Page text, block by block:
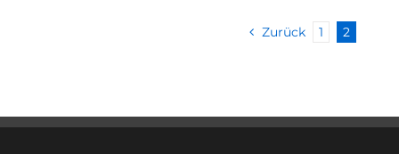
Zurück 1 2